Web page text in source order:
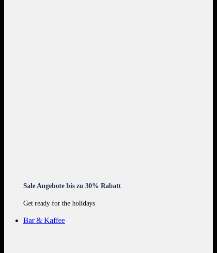
Sale Angebote bis zu 30% Rabatt
Get ready for the holidays
Bar & Kaffee